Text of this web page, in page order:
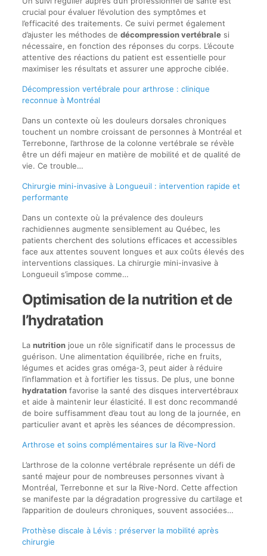
crucial pour évaluer l’évolution des symptômes et
l’efficacité des traitements. Ce suivi permet également
d’ajuster les méthodes de décompression vertébralesi
nécessaire, en fonction des réponses du corps. L’écoute
attentive des réactions du patient est essentielle pour
maximiser les résultats et assurer une approche ciblée.
Décompression vertébrale pour arthrose : clinique
reconnue à Montréal
Dans un contexte où les douleurs dorsales chroniques
touchent un nombre croissant de personnes à Montréal et
Terrebonne, l’arthrose de la colonne vertébrale se révèle
être un défi majeur en matière de mobilité et de qualité de
vie. Ce trouble…
Chirurgie mini-invasive à Longueuil : intervention rapide et
performante
Dans un contexte où la prévalence des douleurs
rachidiennes augmente sensiblement au Québec, les
patients cherchent des solutions efficaces et accessibles
face aux attentes souvent longues et aux coûts élevés des
interventions classiques. La chirurgie mini-invasive à
Longueuil s’impose comme…
Optimisation de la nutrition et de
l’hydratation
La nutritionjoue un rôle significatif dans le processus de
guérison. Une alimentation équilibrée, riche en fruits,
légumes et acides gras oméga-3, peut aider à réduire
l’inflammation et à fortifier les tissus. De plus, une bonne
hydratationfavorise la santé des disques intervertébraux
et aide à maintenir leur élasticité. Il est donc recommandé
de boire suffisamment d’eau tout au long de la journée, en
particulier avant et après les séances de décompression.
Arthrose et soins complémentaires sur la Rive-Nord
L’arthrose de la colonne vertébrale représente un défi de
santé majeur pour de nombreuses personnes vivant à
Montréal, Terrebonne et sur la Rive-Nord. Cette affection
se manifeste par la dégradation progressive du cartilage et
l’apparition de douleurs chroniques, souvent associées…
Prothèse discale à Lévis : préserver la mobilité après
chirurgie